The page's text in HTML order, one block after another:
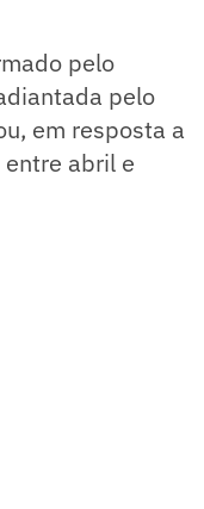
pelo
pelo
em resposta a
abril e